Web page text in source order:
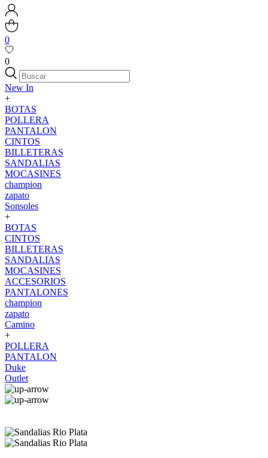
0
0
New In
+
BOTAS
POLLERA
PANTALON
CINTOS
BILLETERAS
SANDALIAS
MOCASINES
champion
zapato
Sonsoles
+
BOTAS
CINTOS
BILLETERAS
SANDALIAS
MOCASINES
ACCESORIOS
PANTALONES
champion
zapato
Camino
+
POLLERA
PANTALON
Duke
Outlet